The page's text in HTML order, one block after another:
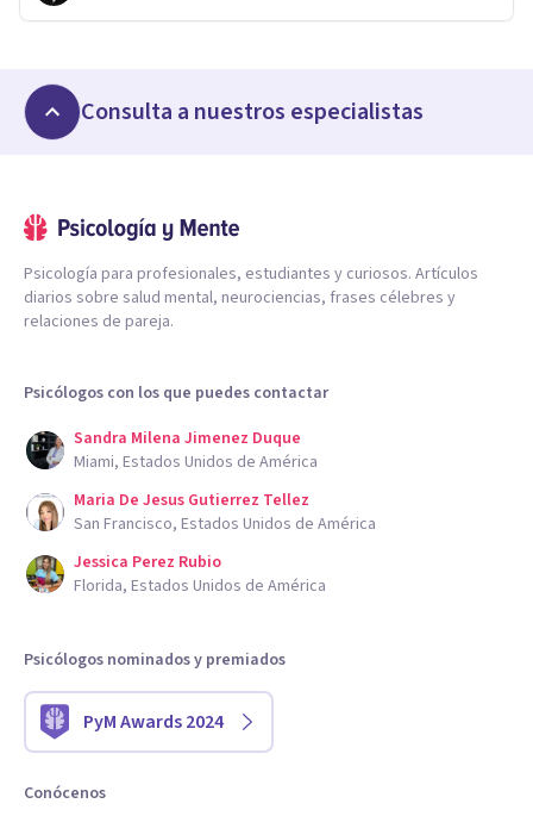
Consulta a nuestros especialistas
Psicología para profesionales, estudiantes y curiosos. Artículos
diarios sobre salud mental, neurociencias, frases célebres y
relaciones de pareja.
Psicólogos con los que puedes contactar
Sandra Milena Jimenez Duque
Miami, Estados Unidos de América
Maria De Jesus Gutierrez Tellez
San Francisco, Estados Unidos de América
Jessica Perez Rubio
Florida, Estados Unidos de América
Psicólogos nominados y premiados
PyM Awards 2024
Conócenos